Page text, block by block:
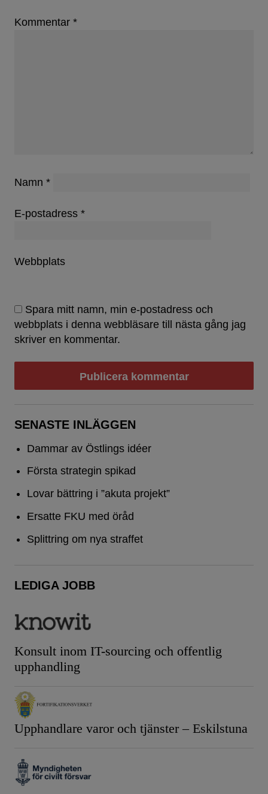
Kommentar *
Namn *
E-postadress *
Webbplats
Spara mitt namn, min e-postadress och
webbplats i denna webbläsare till nästa gång jag
skriver en kommentar.
SENASTE INLÄGGEN
Dammar av Östlings idéer
Första strategin spikad
Lovar bättring i ”akuta projekt”
Ersatte FKU med öråd
Splittring om nya straffet
LEDIGA JOBB
Konsult inom IT-sourcing och offentlig
upphandling
Upphandlare varor och tjänster – Eskilstuna